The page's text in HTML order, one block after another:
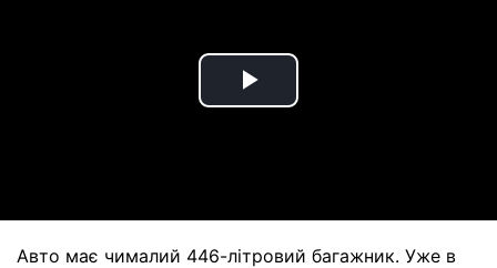
Play
Авто має чималий 446-літровий багажник. Уже в